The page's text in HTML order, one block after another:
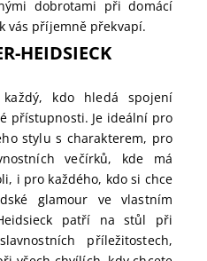
dobrotami při domácí
vás příjemně překvapí.
HEIDSIECK
kdo hledá spojení
přístupnosti. Je ideální pro
stylu s charakterem, pro
večírků, kde má
i pro každého, kdo si chce
glamour ve vlastním
patří na stůl při
příležitostech,